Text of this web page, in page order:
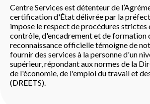
Centre Services est détenteur de
certification d'État délivrée par la
impose le respect de procédures strictes
contrôle, d'encadrement et de formation
reconnaissance officielle témoigne de
fournir des services à la personne d'un
supérieur, répondant aux normes de la
de l'économie, de l'emploi du travail et
(DREETS).